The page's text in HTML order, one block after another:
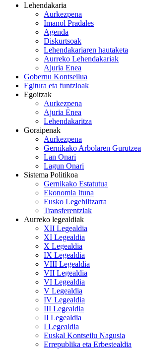
Lehendakaria
Aurkezpena
Imanol Pradales
Agenda
Diskurtsoak
Lehendakariaren hautaketa
Aurreko Lehendakariak
Ajuria Enea
Gobernu Kontseilua
Egitura eta funtzioak
Egoitzak
Aurkezpena
Ajuria Enea
Lehendakaritza
Goraipenak
Aurkezpena
Gernikako Arbolaren Gurutzea
Lan Onari
Lagun Onari
Sistema Politikoa
Gernikako Estatutua
Ekonomia Ituna
Eusko Legebiltzarra
Transferentziak
Aurreko legealdiak
XII Legealdia
XI Legealdia
X Legealdia
IX Legealdia
VIII Legealdia
VII Legealdia
VI Legealdia
V Legealdia
IV Legealdia
III Legealdia
II Legealdia
I Legealdia
Euskal Kontseilu Nagusia
Errepublika eta Erbestealdia